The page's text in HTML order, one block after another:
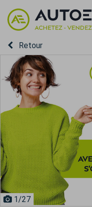
Retour
1/27